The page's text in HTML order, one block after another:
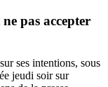
pas accepter
ses intentions, sous
jeudi soir sur